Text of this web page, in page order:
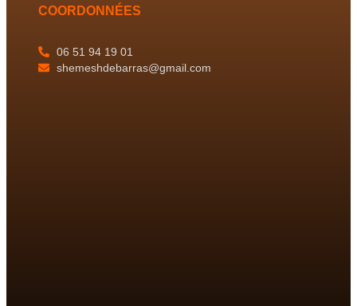
COORDONNÉES
06 51 94 19 01
shemeshdebarras@gmail.com